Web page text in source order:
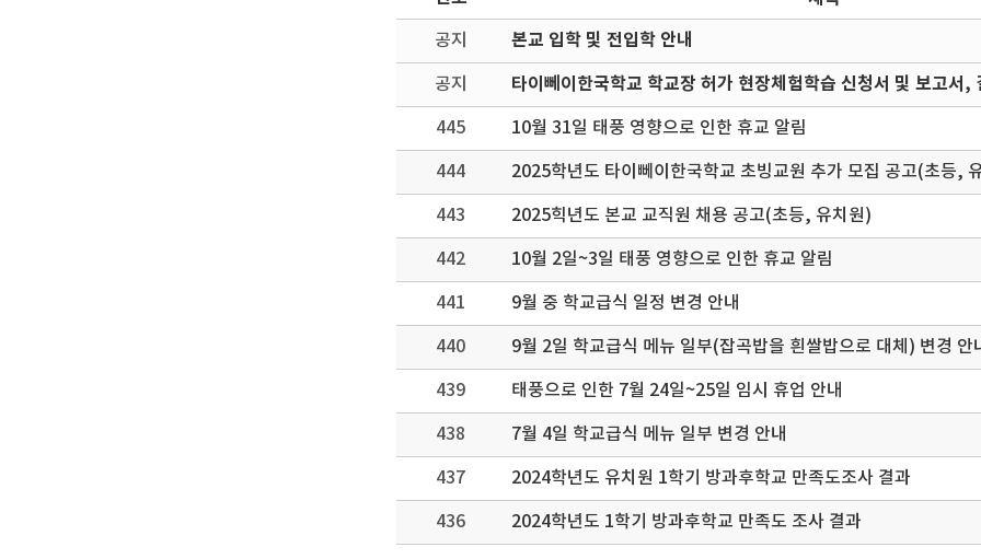
공지 본교 입학 및 전입학 안내
공지 타이뻬이한국학교 학교장 허가 현장체험학습 신청서 및 보고서,
445 10월 31일 태풍 영향으로 인한 휴교 알림
444 2025학년도 타이뻬이한국학교 초빙교원 추가 모집 공고(초등,
443 2025힉년도 본교 교직원 채용 공고(초등, 유치원)
442 10월 2일~3일 태풍 영향으로 인한 휴교 알림
441 9월 중 학교급식 일정 변경 안내
440 9월 2일 학교급식 메뉴 일부(잡곡밥을 흰쌀밥으로 대체) 변경 안
439 태풍으로 인한 7월 24일~25일 임시 휴업 안내
438 7월 4일 학교급식 메뉴 일부 변경 안내
437 2024학년도 유치원 1학기 방과후학교 만족도조사 결과
436 2024학년도 1학기 방과후학교 만족도 조사 결과